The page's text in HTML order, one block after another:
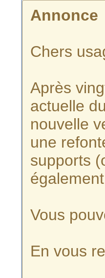
Annonce
Chers
Après
actuelle
nouvelle
une
supports
Vous
En vous